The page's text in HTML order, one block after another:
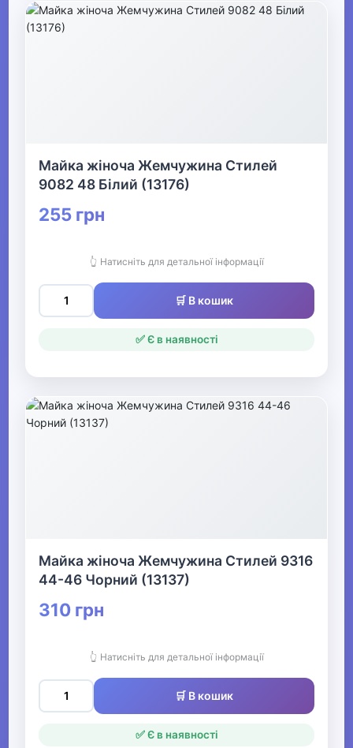
Майка жіноча Жемчужина Стилей
9082 48 Білий (13176)
255 грн
👆 Натисніть для детальної інформації
🛒 В кошик
✅ Є в наявності
Майка жіноча Жемчужина Стилей 9316
44-46 Чорний (13137)
310 грн
👆 Натисніть для детальної інформації
🛒 В кошик
✅ Є в наявності